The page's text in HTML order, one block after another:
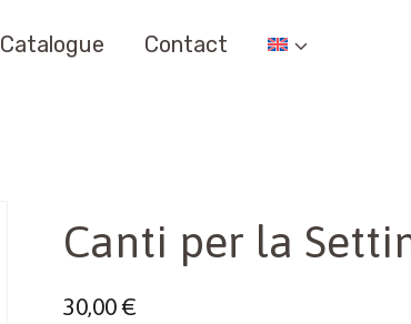
Catalogue Contact
Canti per la
30,00€